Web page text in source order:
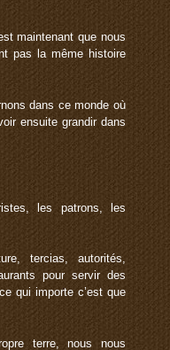
maintenant que nous
pas la même histoire
dans ce monde où
ensuite grandir dans
les patrons, les
tercias, autorités,
pour servir des
qui importe c’est que
terre, nous nous